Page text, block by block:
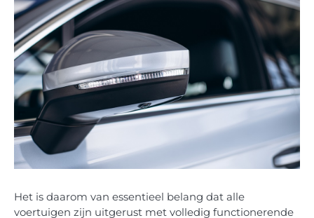
Het is daarom van essentieel belang dat alle
voertuigen zijn uitgerust met volledig functionerende